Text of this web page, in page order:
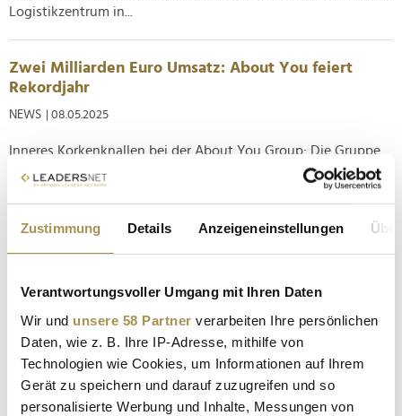
Zustimmung Details Anzeigeneinstellungen
Verantwortungsvoller Umgang mit Ihren Daten
Wir und unsere 58 Partner verarbeiten Ihre persönlichen
Daten, wie z. B. Ihre IP-Adresse, mithilfe von
Technologien wie Cookies, um Informationen auf Ihrem
Gerät zu speichern und darauf zuzugreifen und so
personalisierte Werbung und Inhalte, Messungen von
Logistikzentrum in...
Zwei Milliarden Euro Umsatz: About You feiert
Rekordjahr
NEWS | 08.05.2025
Inneres Korkenknallen bei der About You Group: Die Gruppe
hinter dem Hamburger Internethändler für Bekleidung,
Schuhe oder Accessoires stand in den Punkten Umsatz und
Geschäftsjahr. Die jüngst veröffentlichten Zahlen verraten
der Fusion
| 22.01.2025
Die Fusion von Zalando und About You ist der wohl
bedeutendste Zusammenschluss im deutschen Onlinehandel